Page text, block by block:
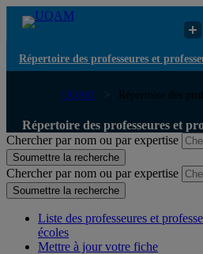
Répertoire des professeures et
UQAM Répertoire des
Répertoire des professeures et
Chercher par nom ou par expertise
Soumettre la recherche
Chercher par nom ou par expertise
Soumettre la recherche
Liste des professeures et
écoles
Mettre à jour votre fiche